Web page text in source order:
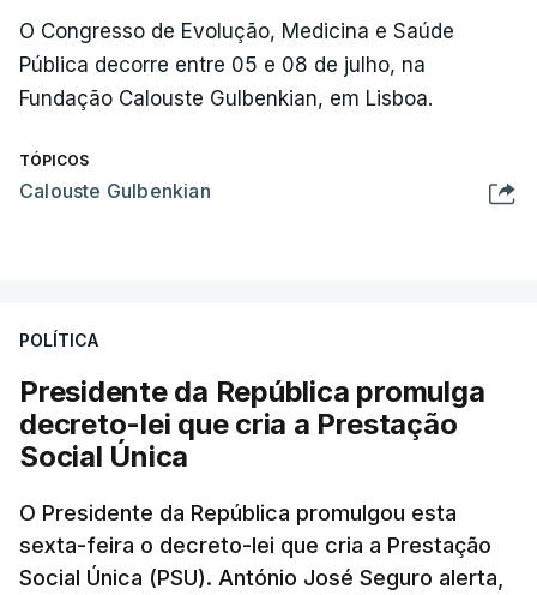
O Congresso de Evolução, Medicina e Saúde
Pública decorre entre 05 e 08 de julho, na
Fundação Calouste Gulbenkian, em Lisboa.
TÓPICOS
Calouste Gulbenkian
POLÍTICA
Presidente da República promulga
decreto-lei que cria a Prestação
Social Única
O Presidente da República promulgou esta
sexta-feira o decreto-lei que cria a Prestação
Social Única (PSU). António José Seguro alerta,